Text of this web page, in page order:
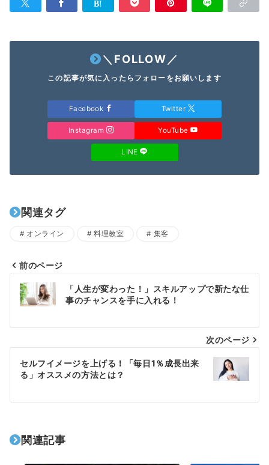
＼FOLLOW／
この記事が気に入ったらフォローをお願いします
Facebook Twitter
Instagram YouTube
LINE
関連タグ
オンライン 料理教室 集客
投
稿
ビ
ゲ
シ
ン
前のページ
「人生が変わった！」スキルアップで新たな仕
事のチャンスを手に入れる！
次のページ
セルフイメージを上げる！「毎日1％成長出来
る」オススメの方法とは？
関連記事